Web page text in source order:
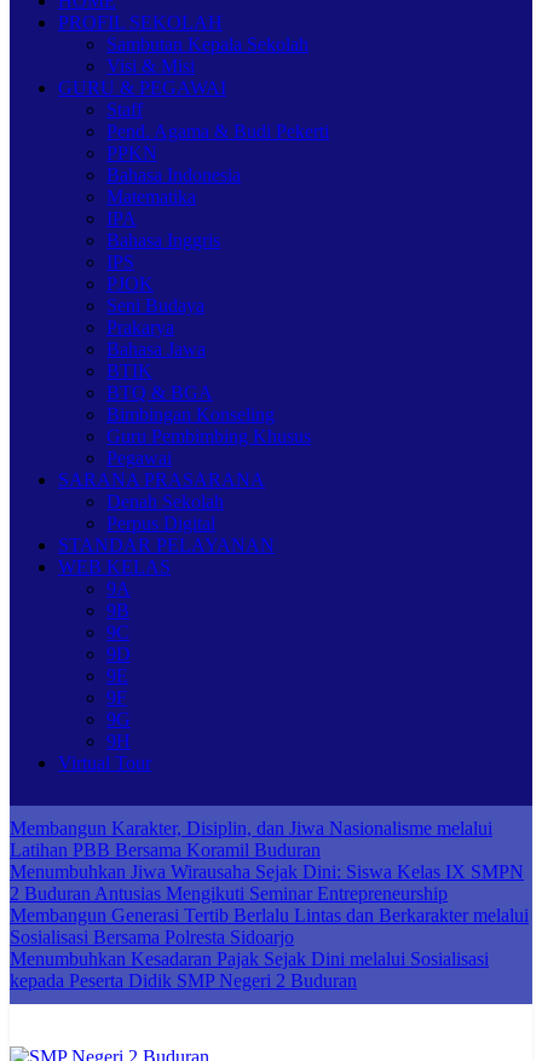
PROFIL SEKOLAH
Sambutan Kepala Sekolah
Visi & Misi
GURU & PEGAWAI
Staff
Pend. Agama & Budi Pekerti
PPKN
Bahasa Indonesia
Matematika
IPA
Bahasa Inggris
IPS
PJOK
Seni Budaya
Prakarya
Bahasa Jawa
BTIK
BTQ & BGA
Bimbingan Konseling
Guru Pembimbing Khusus
Pegawai
SARANA PRASARANA
Denah Sekolah
Perpus Digital
STANDAR PELAYANAN
WEB KELAS
9A
9B
9C
9D
9E
9F
9G
9H
Virtual Tour
Membangun Karakter, Disiplin, dan Jiwa Nasionalisme melalui
Latihan PBB Bersama Koramil Buduran
Menumbuhkan Jiwa Wirausaha Sejak Dini: Siswa Kelas IX SMPN
2 Buduran Antusias Mengikuti Seminar Entrepreneurship
Membangun Generasi Tertib Berlalu Lintas dan Berkarakter melalui
Sosialisasi Bersama Polresta Sidoarjo
Menumbuhkan Kesadaran Pajak Sejak Dini melalui Sosialisasi
kepada Peserta Didik SMP Negeri 2 Buduran